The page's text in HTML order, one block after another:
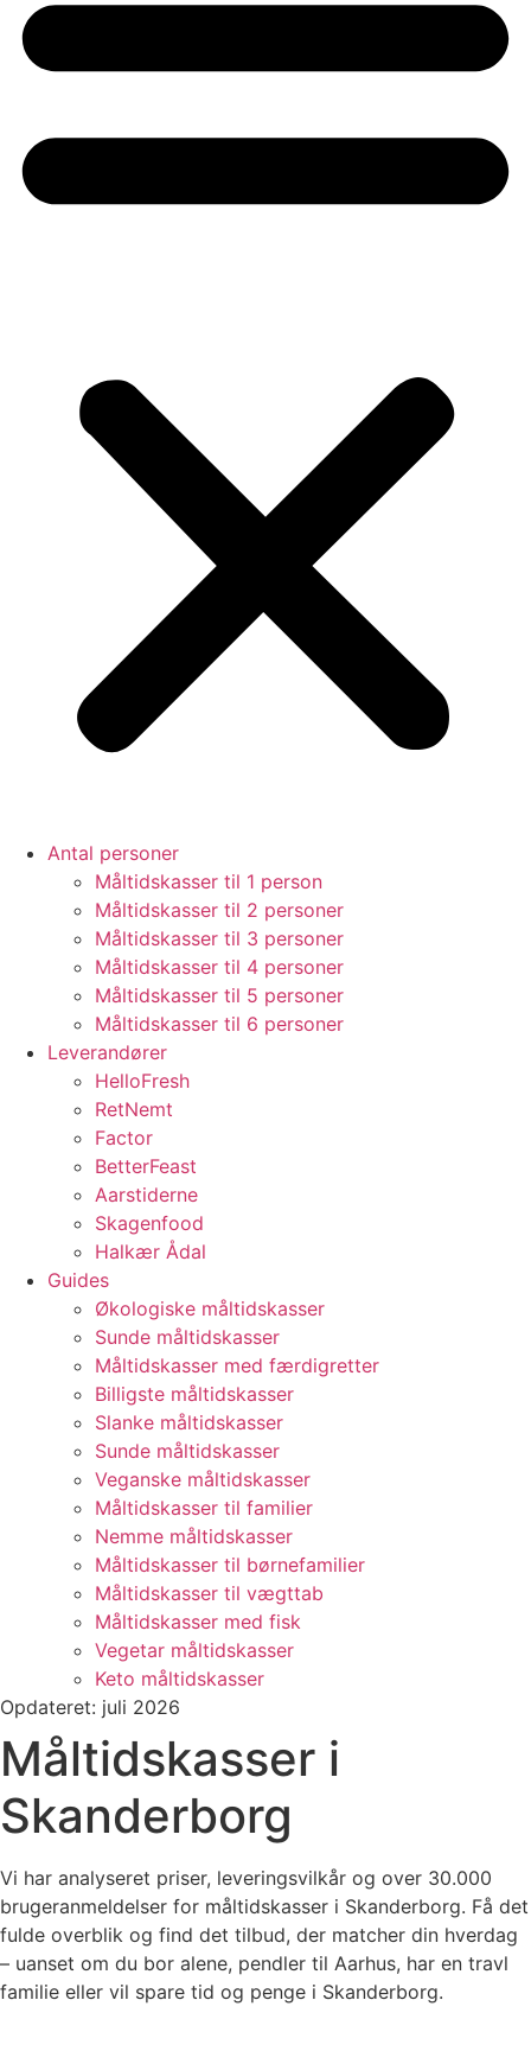
Antal personer
Måltidskasser til 1 person
Måltidskasser til 2 personer
Måltidskasser til 3 personer
Måltidskasser til 4 personer
Måltidskasser til 5 personer
Måltidskasser til 6 personer
Leverandører
HelloFresh
RetNemt
Factor
BetterFeast
Aarstiderne
Skagenfood
Halkær Ådal
Guides
Økologiske måltidskasser
Sunde måltidskasser
Måltidskasser med færdigretter
Billigste måltidskasser
Slanke måltidskasser
Sunde måltidskasser
Veganske måltidskasser
Måltidskasser til familier
Nemme måltidskasser
Måltidskasser til børnefamilier
Måltidskasser til vægttab
Måltidskasser med fisk
Vegetar måltidskasser
Keto måltidskasser
Opdateret: juli 2026
Måltidskasser i
Skanderborg
Vi har analyseret priser, leveringsvilkår og over 30.000
brugeranmeldelser for måltidskasser i Skanderborg. Få det
fulde overblik og find det tilbud, der matcher din hverdag
– uanset om du bor alene, pendler til Aarhus, har en travl
familie eller vil spare tid og penge i Skanderborg.